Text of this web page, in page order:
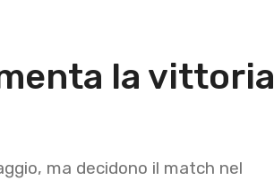
la vittoria
ma decidono il match nel